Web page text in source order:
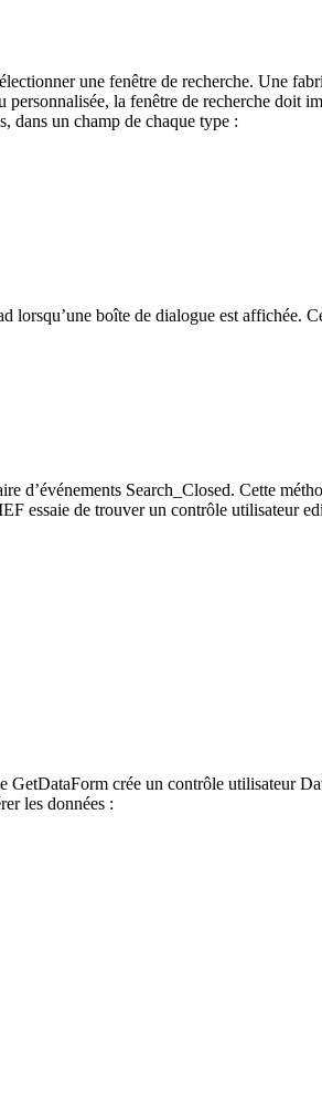
une fenêtre de recherche. Une
la fenêtre de recherche
dans un champ de chaque type :
boîte de dialogue est affichée.
d’événements Search_Closed. Cette
essaie de trouver un contrôle utilisateur
crée un contrôle utilisateur
les données :